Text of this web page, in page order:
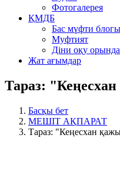
Фотогалерея
ҚМДБ
Бас мүфти блогы
Муфтият
Діни оқу
Жат ағымдар
Тараз:
Басқы бет
МЕШІТ АҚПАРАТ
Тараз: "Кеңесхан